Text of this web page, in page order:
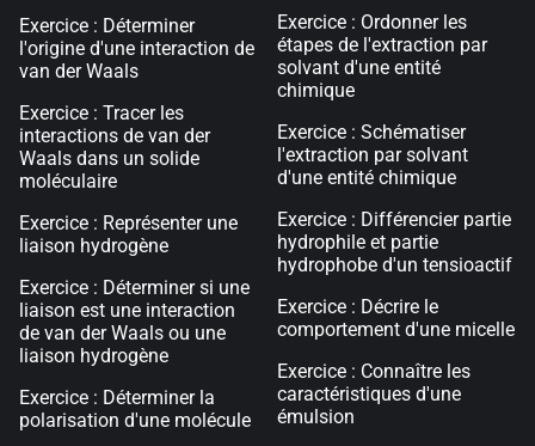
Exercice : Déterminer
l'origine d'une interaction de
van der Waals
Exercice : Tracer les
interactions de van der
Waals dans un solide
moléculaire
Exercice : Représenter une
liaison hydrogène
Exercice : Déterminer si une
liaison est une interaction
de van der Waals ou une
liaison hydrogène
Exercice : Déterminer la
polarisation d'une molécule
Exercice : Ordonner les
étapes de l'extraction par
solvant d'une entité
chimique
Exercice : Schématiser
l'extraction par solvant
d'une entité chimique
Exercice : Différencier partie
hydrophile et partie
hydrophobe d'un tensioactif
Exercice : Décrire le
comportement d'une micelle
Exercice : Connaître les
caractéristiques d'une
émulsion